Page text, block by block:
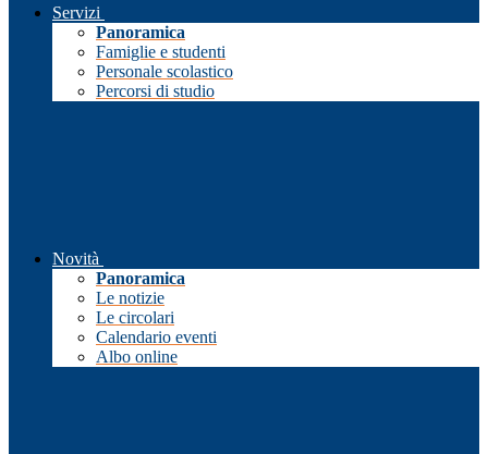
Servizi
Panoramica
Famiglie e studenti
Personale scolastico
Percorsi di studio
Novità
Panoramica
Le notizie
Le circolari
Calendario eventi
Albo online